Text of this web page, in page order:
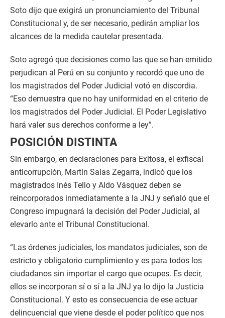
Soto dijo que exigirá un pronunciamiento del Tribunal
Constitucional y, de ser necesario, pedirán ampliar los
alcances de la medida cautelar presentada.
Soto agregó que decisiones como las que se han emitido
perjudican al Perú en su conjunto y recordó que uno de
los magistrados del Poder Judicial votó en discordia.
“Eso demuestra que no hay uniformidad en el criterio de
los magistrados del Poder Judicial. El Poder Legislativo
hará valer sus derechos conforme a ley”.
POSICIÓN DISTINTA
Sin embargo, en declaraciones para Exitosa, el exfiscal
anticorrupción, Martín Salas Zegarra, indicó que los
magistrados Inés Tello y Aldo Vásquez deben se
reincorporados inmediatamente a la JNJ y señaló que el
Congreso impugnará la decisión del Poder Judicial, al
elevarlo ante el Tribunal Constitucional.
“Las órdenes judiciales, los mandatos judiciales, son de
estricto y obligatorio cumplimiento y es para todos los
ciudadanos sin importar el cargo que ocupes. Es decir,
ellos se incorporan sí o sí a la JNJ ya lo dijo la Justicia
Constitucional. Y esto es consecuencia de ese actuar
delincuencial que viene desde el poder político que nos